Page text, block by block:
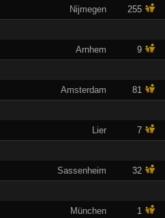
Nijmegen 255
Arnhem 9
Amsterdam 81
Lier 7
Sassenheim 32
München 1